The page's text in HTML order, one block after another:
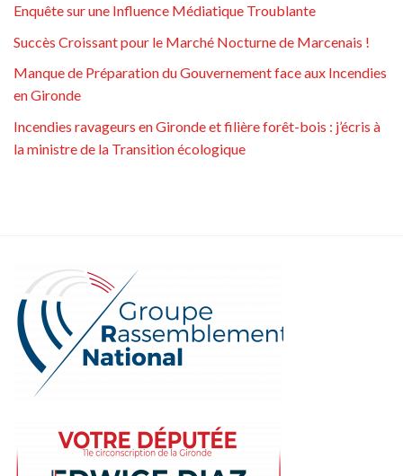
Enquête sur une Influence Médiatique Troublante
Succès Croissant pour le Marché Nocturne de Marcenais !
Manque de Préparation du Gouvernement face aux Incendies
en Gironde
Incendies ravageurs en Gironde et filière forêt-bois : j’écris à
la ministre de la Transition écologique